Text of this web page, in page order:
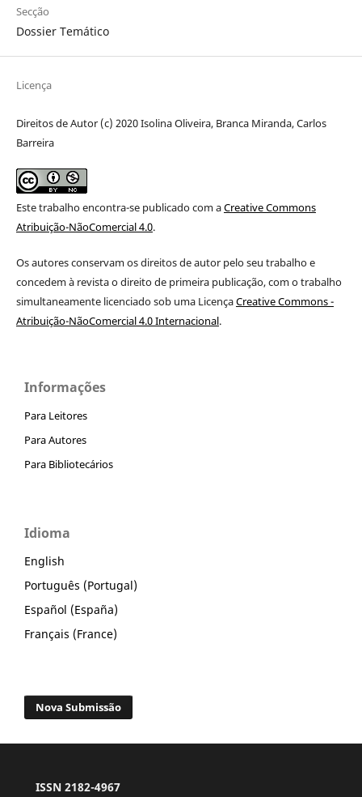
Secção
Dossier Temático
Licença
Direitos de Autor (c) 2020 Isolina Oliveira, Branca Miranda, Carlos
Barreira
Este trabalho encontra-se publicado com aCreative Commons
Atribuição-NãoComercial 4.0.
Os autores conservam os direitos de autor pelo seu trabalho e
concedem à revista o direito de primeira publicação, com o trabalho
simultaneamente licenciado sob uma LicençaCreative Commons -
Atribuição-NãoComercial 4.0 Internacional.
Informações
Para Leitores
Para Autores
Para Bibliotecários
Idioma
English
Português (Portugal)
Español (España)
Français (France)
Nova Submissão
ISSN 2182-4967